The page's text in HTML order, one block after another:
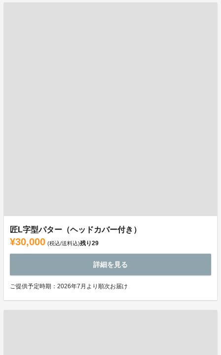
匠L字型パター（ヘッドカバー付き）
¥30,000 (税込/送料込)残り29
詳細を見る
ご提供予定時期：2026年7月より順次お届け